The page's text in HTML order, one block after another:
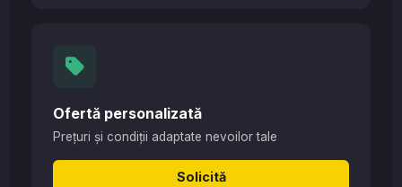
Ofertă personalizată
Prețuri și condiții adaptate nevoilor tale
Solicită